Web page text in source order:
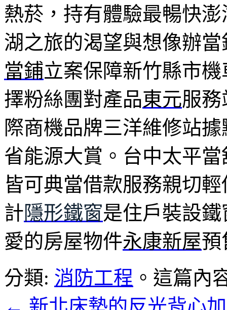
熱菸，持有體驗最暢快
湖之旅的渴望與想像辦
當鋪立案保障新竹縣市
擇粉絲團對產品東元服
際商機品牌三洋維修站據
省能源大賞。台中太平
皆可典當借款服務親切
計隱形鐵窗是住戶裝設
愛的房屋物件永康新屋預
分類: 消防工程 。這篇內